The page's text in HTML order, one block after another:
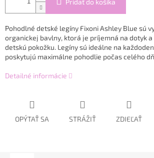
Pridať do košíka
Pohodlné detské legíny Fixoni Ashley Blue sú
organickej bavlny, ktorá je príjemná na dotyk
detskú pokožku. Legíny sú ideálne na
poskytujú maximálne pohodlie počas celého
Detailné informácie
OPÝTAŤ SA STRÁŽIŤ ZDIEĽAŤ